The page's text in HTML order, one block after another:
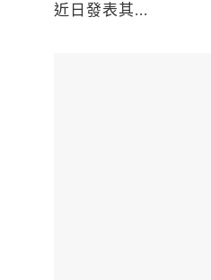
近日發表其...